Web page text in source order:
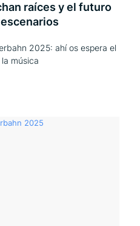
raíces y el futuro
2025: ahí os espera el
música